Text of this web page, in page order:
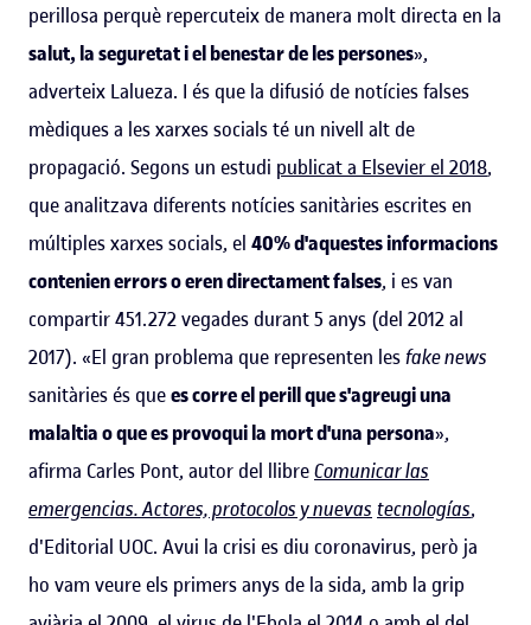
perillosa perquè repercuteix de manera molt directa en la
salut, la seguretat i el benestar de les persones»,
adverteix Lalueza. I és que la difusió de notícies falses
mèdiques a les xarxes socials té un nivell alt de
propagació. Segons un estudi publicat a Elsevier el 2018,
que analitzava diferents notícies sanitàries escrites en
múltiples xarxes socials, el 40% d'aquestes informacions
contenien errors o eren directament falses, i es van
compartir 451.272 vegades durant 5 anys (del 2012 al
2017). «El gran problema que representen lesfake news
sanitàries és quees corre el perill que s'agreugi una
malaltia o que es provoqui la mort d'una persona»,
afirma Carles Pont, autor del llibreComunicar las
emergencias. Actores, protocolos y nuevas tecnologías,
d'Editorial UOC. Avui la crisi es diu coronavirus, però ja
ho vam veure els primers anys de la sida, amb la grip